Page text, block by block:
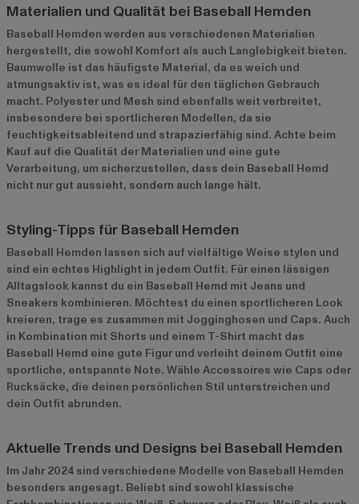
Materialien und Qualität bei Baseball Hemden
Baseball Hemden werden aus verschiedenen Materialien
hergestellt, die sowohl Komfort als auch Langlebigkeit bieten.
Baumwolle ist das häufigste Material, da es weich und
atmungsaktiv ist, was es ideal für den täglichen Gebrauch
macht. Polyester und Mesh sind ebenfalls weit verbreitet,
insbesondere bei sportlicheren Modellen, da sie
feuchtigkeitsableitend und strapazierfähig sind. Achte beim
Kauf auf die Qualität der Materialien und eine gute
Verarbeitung, um sicherzustellen, dass dein Baseball Hemd
nicht nur gut aussieht, sondern auch lange hält.
Styling-Tipps für Baseball Hemden
Baseball Hemden lassen sich auf vielfältige Weise stylen und
sind ein echtes Highlight in jedem Outfit. Für einen lässigen
Alltagslook kannst du ein Baseball Hemd mit Jeans und
Sneakers kombinieren. Möchtest du einen sportlicheren Look
kreieren, trage es zusammen mit Jogginghosen und Caps. Auch
in Kombination mit Shorts und einem T-Shirt macht das
Baseball Hemd eine gute Figur und verleiht deinem Outfit eine
sportliche, entspannte Note. Wähle Accessoires wie Caps oder
Rucksäcke, die deinen persönlichen Stil unterstreichen und
dein Outfit abrunden.
Aktuelle Trends und Designs bei Baseball Hemden
Im Jahr 2024 sind verschiedene Modelle von Baseball Hemden
besonders angesagt. Beliebt sind sowohl klassische